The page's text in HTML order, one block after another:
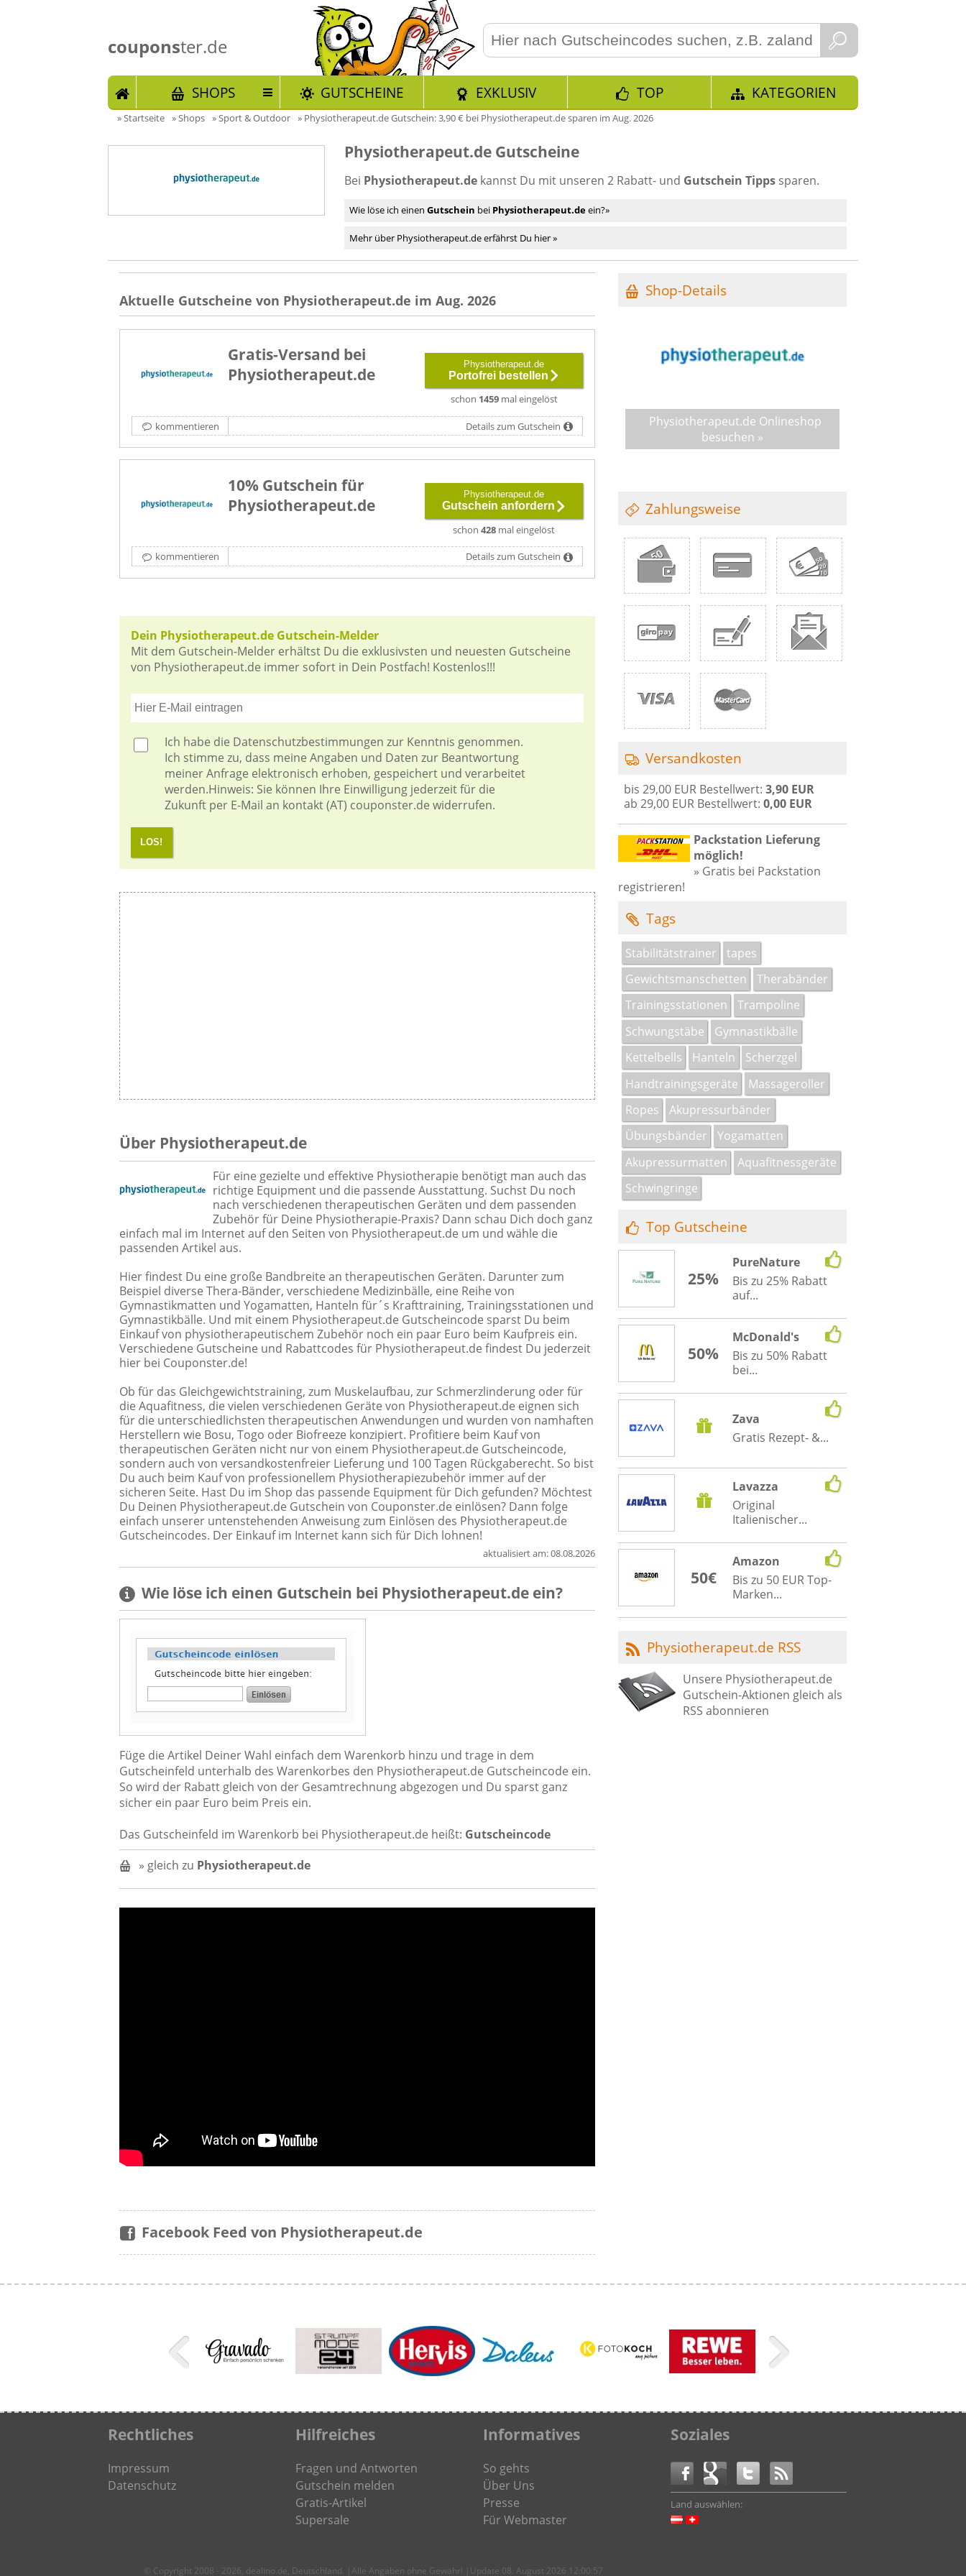
couponster.de
START SHOPS GUTSCHEINE EXKLUSIV TOP KATEGORIEN
»Startseite »Shops »Sport & Outdoor » Physiotherapeut.de Gutschein: 3,90 € bei Physiotherapeut.de sparen im Aug. 2026
Physiotherapeut.de Gutscheine
Bei Physiotherapeut.de kannst Du mit unseren 2 Rabatt- und Gutschein Tipps sparen.
Wie löse ich einen Gutschein bei Physiotherapeut.deein?»
Mehr über Physiotherapeut.de erfährst Du hier »
Aktuelle Gutscheine von Physiotherapeut.de im Aug. 2026
Gratis-Versand bei
Physiotherapeut.de
Physiotherapeut.de
Portofrei bestellen
schon 1459mal eingelöst
kommentieren Details zum Gutschein
10% Gutschein für
Physiotherapeut.de
Physiotherapeut.de
Gutschein anfordern
schon 428 mal eingelöst
kommentieren Details zum Gutschein
Dein Physiotherapeut.de Gutschein-Melder
Mit dem Gutschein-Melder erhältst Du die exklusivsten und neuesten Gutscheine
von Physiotherapeut.de immer sofort in Dein Postfach! Kostenlos!!!
Ich habe die Datenschutzbestimmungen zur Kenntnis genommen.
Ich stimme zu, dass meine Angaben und Daten zur Beantwortung
meiner Anfrage elektronisch erhoben, gespeichert und verarbeitet
werden.Hinweis: Sie können Ihre Einwilligung jederzeit für die
Zukunft per E-Mail an kontakt (AT) couponster.de widerrufen.
LOS!
Über Physiotherapeut.de
Für eine gezielte und effektive Physiotherapie benötigt man auch das
richtige Equipment und die passende Ausstattung. Suchst Du noch
nach verschiedenen therapeutischen Geräten und dem passenden
Zubehör für Deine Physiotherapie-Praxis? Dann schau Dich doch ganz
einfach mal im Internet auf den Seiten von Physiotherapeut.de um und wähle die
passenden Artikel aus.
Hier findest Du eine große Bandbreite an therapeutischen Geräten. Darunter zum
Beispiel diverse Thera-Bänder, verschiedene Medizinbälle, eine Reihe von
Gymnastikmatten und Yogamatten, Hanteln für´s Krafttraining, Trainingsstationen und
Gymnastikbälle. Und mit einem Physiotherapeut.de Gutscheincode sparst Du beim
Einkauf von physiotherapeutischem Zubehör noch ein paar Euro beim Kaufpreis ein.
Verschiedene Gutscheine und Rabattcodes für Physiotherapeut.de findest Du jederzeit
hier bei Couponster.de!
Ob für das Gleichgewichtstraining, zum Muskelaufbau, zur Schmerzlinderung oder für
die Aquafitness, die vielen verschiedenen Geräte von Physiotherapeut.de eignen sich
für die unterschiedlichsten therapeutischen Anwendungen und wurden von namhaften
Herstellern wie Bosu, Togo oder Biofreeze konzipiert. Profitiere beim Kauf von
therapeutischen Geräten nicht nur von einem Physiotherapeut.de Gutscheincode,
sondern auch von versandkostenfreier Lieferung und 100 Tagen Rückgaberecht. So bist
Du auch beim Kauf von professionellem Physiotherapiezubehör immer auf der
sicheren Seite. Hast Du im Shop das passende Equipment für Dich gefunden? Möchtest
Du Deinen Physiotherapeut.de Gutschein von Couponster.de einlösen? Dann folge
einfach unserer untenstehenden Anweisung zum Einlösen des Physiotherapeut.de
Gutscheincodes. Der Einkauf im Internet kann sich für Dich lohnen!
aktualisiert am:08.08.2026
Wie löse ich einen Gutschein bei Physiotherapeut.de ein?
Füge die Artikel Deiner Wahl einfach dem Warenkorb hinzu und trage in dem
Gutscheinfeld unterhalb des Warenkorbes den Physiotherapeut.de Gutscheincode ein.
So wird der Rabatt gleich von der Gesamtrechnung abgezogen und Du sparst ganz
sicher ein paar Euro beim Preis ein.
Das Gutscheinfeld im Warenkorb bei Physiotherapeut.de heißt: Gutscheincode
» gleich zu Physiotherapeut.de
Facebook Feed von Physiotherapeut.de
Shop-Details
Physiotherapeut.de Onlineshop
besuchen »
Zahlungsweise
Versandkosten
bis 29,00 EUR Bestellwert: 3,90 EUR
ab 29,00 EUR Bestellwert: 0,00 EUR
Packstation Lieferung
möglich!
» Gratis bei Packstation
registrieren!
Tags
Stabilitätstrainer
tapes
Gewichtsmanschetten
Therabänder
Trainingsstationen
Trampoline
Schwungstäbe
Gymnastikbälle
Kettelbells
Hanteln
Scherzgel
Handtrainingsgeräte
Massageroller
Ropes
Akupressurbänder
Übungsbänder
Yogamatten
Akupressurmatten
Aquafitnessgeräte
Schwingringe
Top Gutscheine
25%
PureNature
Bis zu 25% Rabatt
auf...
50%
McDonald's
Bis zu 50% Rabatt
bei...
Zava
Gratis Rezept- &...
Lavazza
Original
Italienischer...
50€
Amazon
Bis zu 50 EUR Top-
Marken...
Physiotherapeut.de RSS
Unsere Physiotherapeut.de
Gutschein-Aktionen gleich als
RSS abonnieren
Rechtliches
Impressum
Datenschutz
Hilfreiches
Fragen und Antworten
Gutschein melden
Gratis-Artikel
Supersale
Informatives
So gehts
Über Uns
Presse
Für Webmaster
Soziales
Land auswählen:
© Copyright 2008 - 2026, dealino.de, Deutschland. |Alle Angaben ohne Gewähr! |Update 08. August 2026 12:00:57